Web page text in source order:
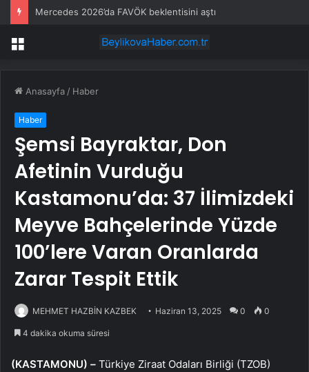
Mercedes 2026’da FAVÖK beklentisini aştı
Menü
Anasayfa / Haber
Haber
Şemsi Bayraktar, Don
Afetinin Vurduğu
Kastamonu’da: 37 İlimizdeki
Meyve Bahçelerinde Yüzde
100’lere Varan Oranlarda
Zarar Tespit Ettik
MEHMET HAZBİN KAZBEK Haziran 13, 2025 0 0
4 dakika okuma süresi
(KASTAMONU) – Türkiye Ziraat Odaları Birliği (TZOB)